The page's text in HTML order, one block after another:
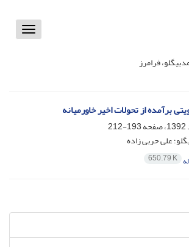
Toggle
فرامرز
برآمده از تحولات اخیر خاورمیانه
193-212
علی حربی زاده
650.79 K